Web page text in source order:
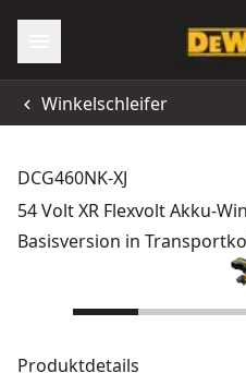
Winkelschleifer
DCG460NK-XJ
54 Volt XR Flexvolt Akku-
Basisversion in
Produktdetails